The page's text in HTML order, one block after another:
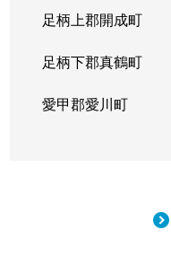
足柄上郡開成町
足柄下郡真鶴町
愛甲郡愛川町